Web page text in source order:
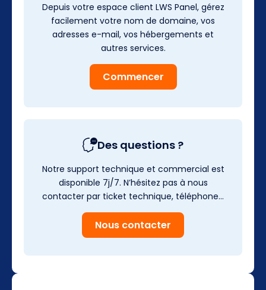
Depuis votre espace client LWS Panel, gérez
facilement votre nom de domaine, vos
adresses e-mail, vos hébergements et
autres services.
Commencer
Des questions ?
Notre support technique et commercial est
disponible 7j/7. N’hésitez pas à nous
contacter par ticket technique, téléphone…
Nous contacter